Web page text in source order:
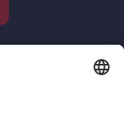
Hilfe e.V.